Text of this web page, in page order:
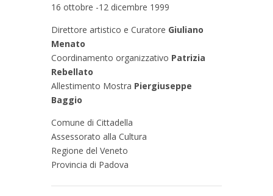
16 ottobre -12 dicembre 1999
Direttore artistico e Curatore Giuliano
Menato
Coordinamento organizzativo Patrizia
Rebellato
Allestimento Mostra Piergiuseppe
Baggio
Comune di Cittadella
Assessorato alla Cultura
Regione del Veneto
Provincia di Padova